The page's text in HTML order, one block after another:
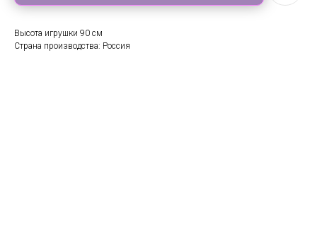
Высота игрушки 90 см
Страна производства: Россия